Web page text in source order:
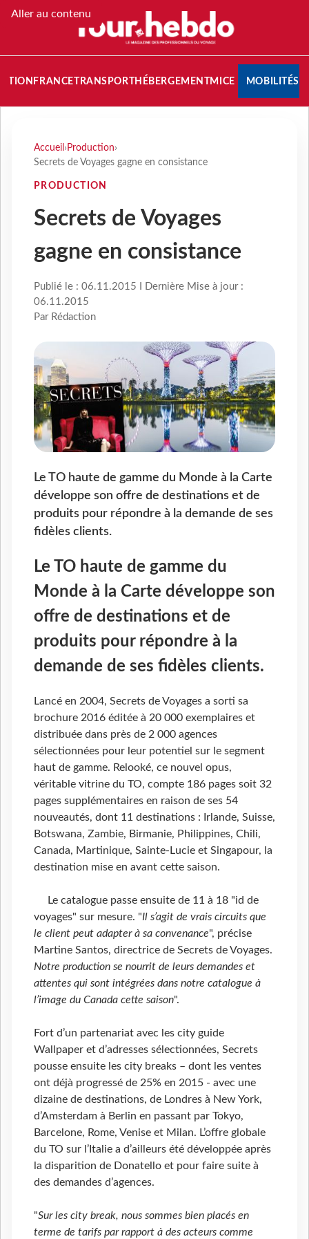
Aller au contenu
FRANCETRANSPORT HÉBERGEMENTMICE MOBILITÉS
Accueil › Production›
Secrets de Voyages gagne en consistance
PRODUCTION
Secrets de Voyages
gagne en consistance
Publié le : 06.11.2015 I Dernière Mise à jour :
06.11.2015
Par Rédaction
Le TO haute de gamme du Monde à la Carte
développe son offre de destinations et de
produits pour répondre à la demande de ses
fidèles clients.
Le TO haute de gamme du
Monde à la Carte développe son
offre de destinations et de
produits pour répondre à la
demande de ses fidèles clients.
Lancé en 2004, Secrets de Voyages a sorti sa
brochure 2016 éditée à 20 000 exemplaires et
distribuée dans près de 2 000 agences
sélectionnées pour leur potentiel sur le segment
haut de gamme. Relooké, ce nouvel opus,
véritable vitrine du TO, compte 186 pages soit 32
pages supplémentaires en raison de ses 54
nouveautés, dont 11 destinations : Irlande, Suisse,
Botswana, Zambie, Birmanie, Philippines, Chili,
Canada, Martinique, Sainte-Lucie et Singapour, la
destination mise en avant cette saison.
Le catalogue passe ensuite de 11 à 18 "id de
voyages" sur mesure. "Il s’agit de vrais circuits que
le client peut adapter à sa convenance", précise
Martine Santos, directrice de Secrets de Voyages.
Notre production se nourrit de leurs demandes et
attentes qui sont intégrées dans notre catalogue à
l’image du Canada cette saison".
Fort d’un partenariat avec les city guide
Wallpaper et d’adresses sélectionnées, Secrets
pousse ensuite les city breaks – dont les ventes
ont déjà progressé de 25% en 2015 - avec une
dizaine de destinations, de Londres à New York,
d’Amsterdam à Berlin en passant par Tokyo,
Barcelone, Rome, Venise et Milan. L’offre globale
du TO sur l’Italie a d’ailleurs été développée après
la disparition de Donatello et pour faire suite à
des demandes d’agences.
"Sur les city break, nous sommes bien placés en
terme de tarifs par rapport à des acteurs comme